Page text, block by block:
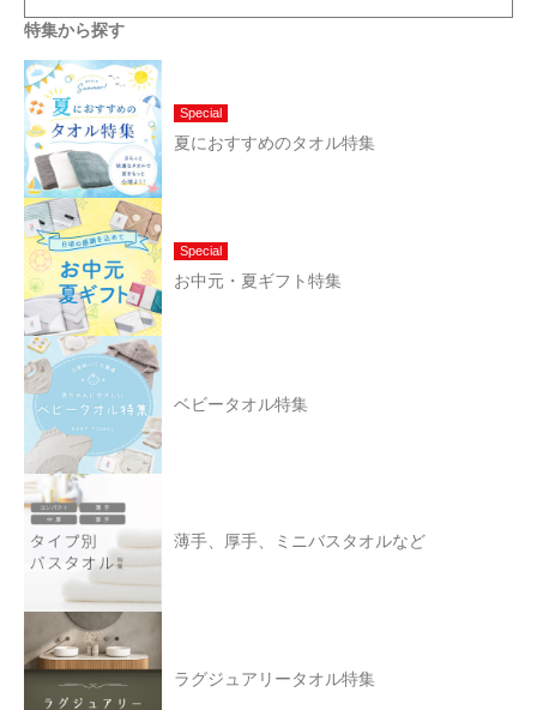
特集から探す
Special
夏におすすめのタオル特集
Special
お中元・夏ギフト特集
ベビータオル特集
薄手、厚手、ミニバスタオルなど
ラグジュアリータオル特集